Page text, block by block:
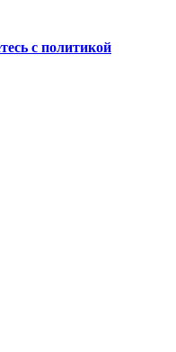
с политикой